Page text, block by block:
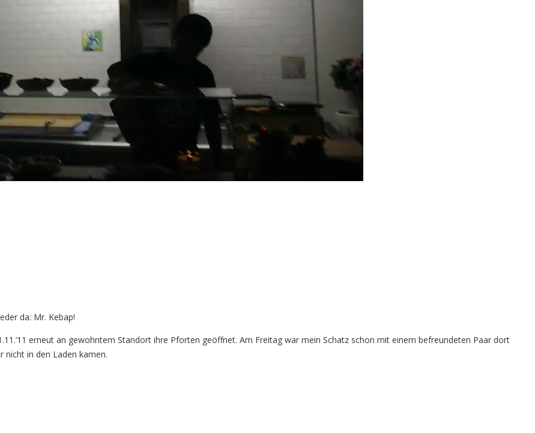
da: Mr. Kebap!
erneut an gewohntem Standort ihre Pforten geöffnet. Am Freitag war mein Schatz schon mit einem befreundeten Paar dort
nicht in den Laden kamen.